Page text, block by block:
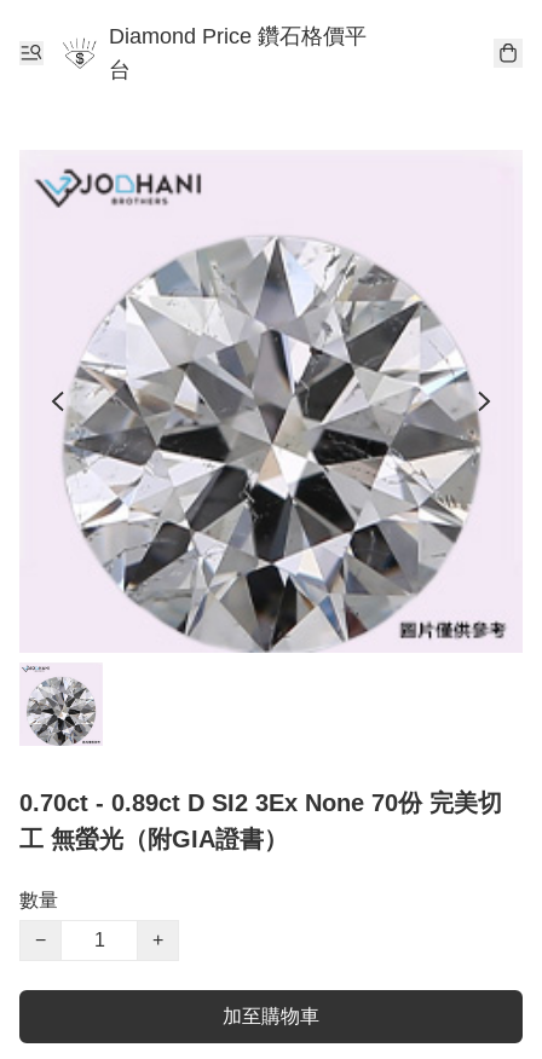
Diamond Price 鑽石格價平
台
0.70ct - 0.89ct D SI2 3Ex None 70份 完美切
工 無螢光（附GIA證書）
數量
−
+
加至購物車